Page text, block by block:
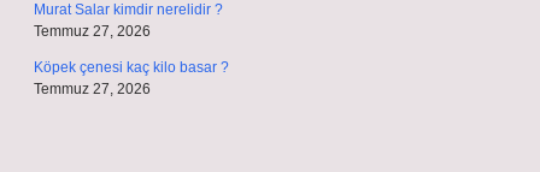
Murat Salar kimdir nerelidir ?
Temmuz 27, 2026
Köpek çenesi kaç kilo basar ?
Temmuz 27, 2026